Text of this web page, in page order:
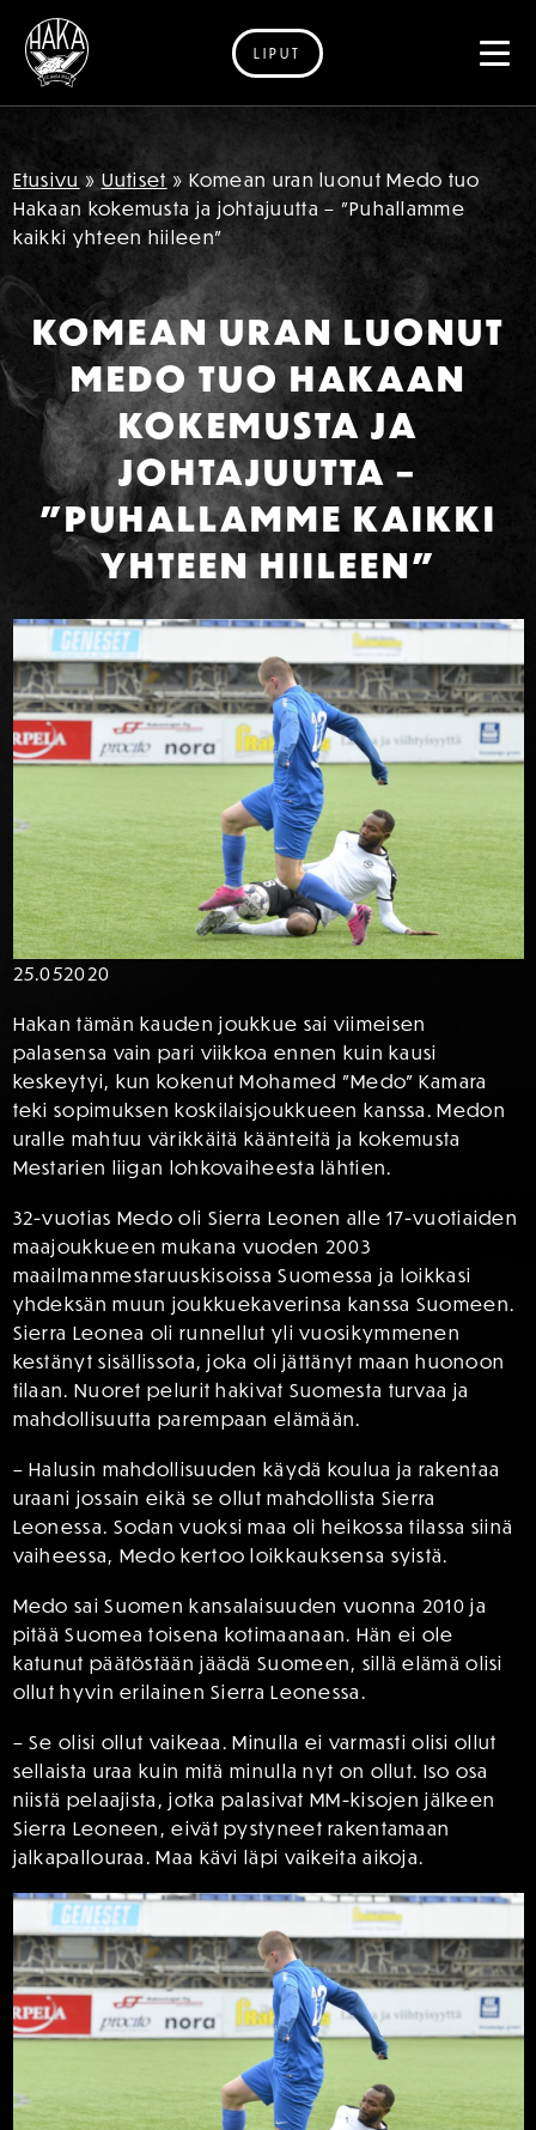
Siirry sisältöön
LIPUT
Etusivu » Uutiset » Komean uran luonut Medo tuo
Hakaan kokemusta ja johtajuutta – ”Puhallamme
kaikki yhteen hiileen”
KOMEAN URAN LUONUT
MEDO TUO HAKAAN
KOKEMUSTA JA
JOHTAJUUTTA –
”PUHALLAMME KAIKKI
YHTEEN HIILEEN”
25.052020
Hakan tämän kauden joukkue sai viimeisen
palasensa vain pari viikkoa ennen kuin kausi
keskeytyi, kun kokenut Mohamed ”Medo” Kamara
teki sopimuksen koskilaisjoukkueen kanssa. Medon
uralle mahtuu värikkäitä käänteitä ja kokemusta
Mestarien liigan lohkovaiheesta lähtien.
32-vuotias Medo oli Sierra Leonen alle 17-vuotiaiden
maajoukkueen mukana vuoden 2003
maailmanmestaruuskisoissa Suomessa ja loikkasi
yhdeksän muun joukkuekaverinsa kanssa Suomeen.
Sierra Leonea oli runnellut yli vuosikymmenen
kestänyt sisällissota, joka oli jättänyt maan huonoon
tilaan. Nuoret pelurit hakivat Suomesta turvaa ja
mahdollisuutta parempaan elämään.
– Halusin mahdollisuuden käydä koulua ja rakentaa
uraani jossain eikä se ollut mahdollista Sierra
Leonessa. Sodan vuoksi maa oli heikossa tilassa siinä
vaiheessa, Medo kertoo loikkauksensa syistä.
Medo sai Suomen kansalaisuuden vuonna 2010 ja
pitää Suomea toisena kotimaanaan. Hän ei ole
katunut päätöstään jäädä Suomeen, sillä elämä olisi
ollut hyvin erilainen Sierra Leonessa.
– Se olisi ollut vaikeaa. Minulla ei varmasti olisi ollut
sellaista uraa kuin mitä minulla nyt on ollut. Iso osa
niistä pelaajista, jotka palasivat MM-kisojen jälkeen
Sierra Leoneen, eivät pystyneet rakentamaan
jalkapallouraa. Maa kävi läpi vaikeita aikoja.